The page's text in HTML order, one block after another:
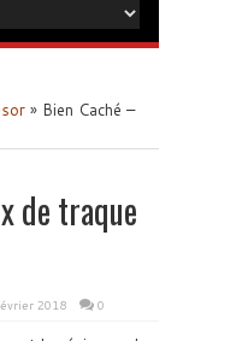
» Bien Caché –
de traque
2018 0